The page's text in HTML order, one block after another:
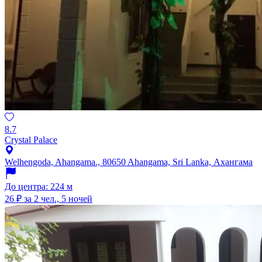
8.7
Crystal Palace
Welhengoda, Ahangama., 80650 Ahangama, Sri Lanka, Ахангама
До центра: 224 м
26 ₽ за 2 чел., 5 ночей